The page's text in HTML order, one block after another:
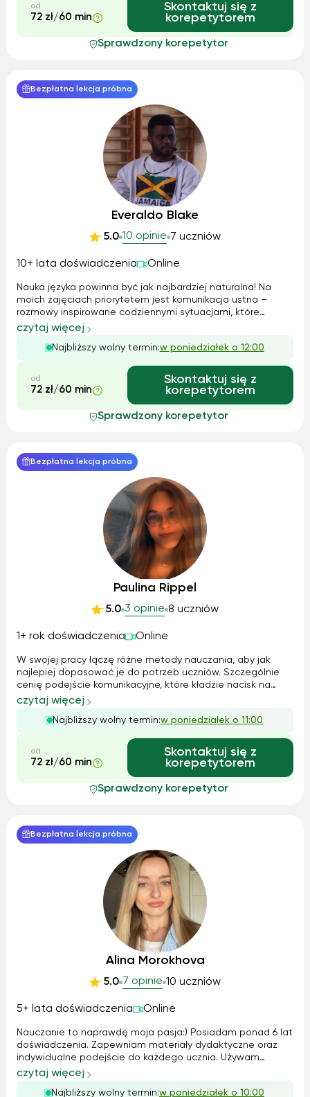
od
72 zł/60 min
Skontaktuj się z
korepetytorem
Sprawdzony korepetytor
Bezpłatna lekcja próbna
Everaldo Blake
5.0 10 opinie 7 uczniów
10+ lata doświadczenia Online
Nauka języka powinna być jak najbardziej naturalna! Na
moich zajęciach priorytetem jest komunikacja ustna –
rozmowy inspirowane codziennymi sytuacjami, które
pozwalają uczniom czuć się swobodnie w języku
angielskim. Wykorzystuję interaktywne materiały
dydaktyczne, a gramatykę osadzam w kontekście ko...
czytaj więcej
Najbliższy wolny termin:w poniedziałek o 12:00
od
72 zł/60 min
Skontaktuj się z
korepetytorem
Sprawdzony korepetytor
Bezpłatna lekcja próbna
Paulina Rippel
5.0 3 opinie 8 uczniów
1+ rok doświadczenia Online
W swojej pracy łączę różne metody nauczania, aby jak
najlepiej dopasować je do potrzeb uczniów. Szczególnie
cenię podejście komunikacyjne, które kładzie nacisk na
praktyczne użycie języka w codziennych sytuacjach.
Wykorzystuję też elementy immersji językowej, czyli
otaczanie się językiem i używanie ...
czytaj więcej
Najbliższy wolny termin:w poniedziałek o 11:00
od
72 zł/60 min
Skontaktuj się z
korepetytorem
Sprawdzony korepetytor
Bezpłatna lekcja próbna
Alina Morokhova
5.0 7 opinie 10 uczniów
5+ lata doświadczenia Online
Nauczanie to naprawdę moja pasja:) Posiadam ponad 6 lat
doświadczenia. Zapewniam materiały dydaktyczne oraz
indywidualne podejście do każdego ucznia. Używam
nowoczesnych metod nauczania. Lekcje odbywają się w
przyjaznej i komfortowej atmosferze. Profile zajęć: -
Business English - English for IT ...
czytaj więcej
Najbliższy wolny termin:w poniedziałek o 10:00